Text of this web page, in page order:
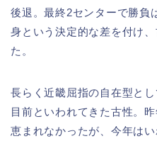
後退。最終2センターで勝負
身という決定的な差を付け
た。
長らく近畿屈指の自在型と
目前といわれてきた古性。
恵まれなかったが、今年は